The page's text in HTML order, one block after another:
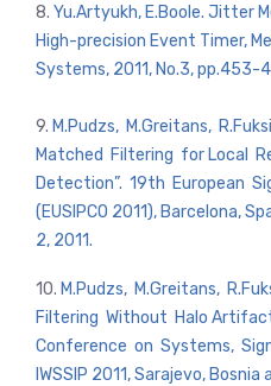
8. Yu.Artyukh, E.Boole. Jitter
High-precision Event Timer,
Systems, 2011, No.3, pp.453-
9. M.Pudzs, M.Greitans,
Matched Filtering for Local
Detection”. 19th European
(EUSIPCO 2011), Barcelona,
2, 2011.
10. M.Pudzs, M.Greitans,
Filtering Without Halo
Conference on Systems,
IWSSIP 2011, Sarajevo,